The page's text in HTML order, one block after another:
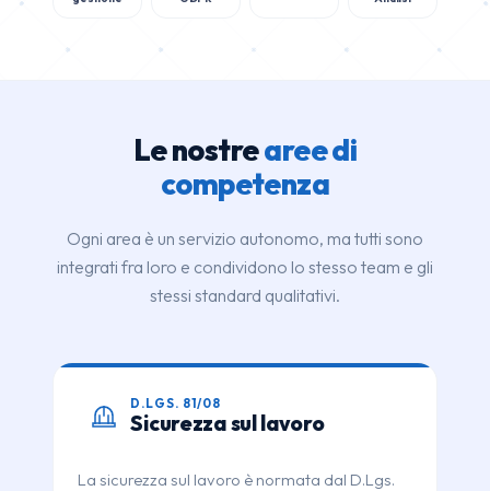
Le nostrearee di
competenza
Ogni area è un servizio autonomo, ma tutti sono
integrati fra loro e condividono lo stesso team e gli
stessi standard qualitativi.
D.LGS. 81/08
Sicurezza sul lavoro
La sicurezza sul lavoro è normata dal D.Lgs.